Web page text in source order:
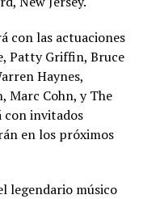
con las actuaciones
Patty Griffin, Bruce
Haynes,
Marc Cohn, y The
con invitados
en los próximos
legendario músico